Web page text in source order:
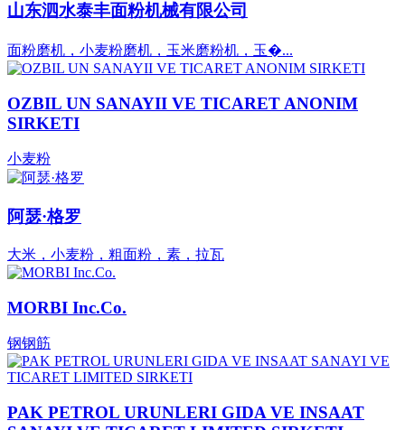
山东泗水泰丰面粉机械有限公司
面粉磨机，小麦粉磨机，玉米磨粉机，玉�...
OZBIL UN SANAYII VE TICARET ANONIM
SIRKETI
小麦粉
阿瑟·格罗
大米，小麦粉，粗面粉，素，拉瓦
MORBI Inc.Co.
钢钢筋
PAK PETROL URUNLERI GIDA VE INSAAT